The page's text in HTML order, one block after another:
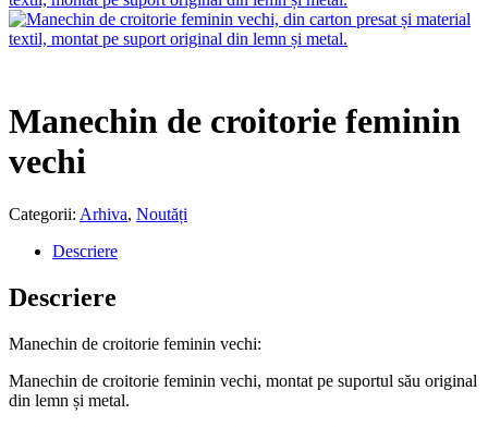
Manechin de croitorie feminin
vechi
Categorii: Arhiva, Noutăți
Descriere
Descriere
Manechin de croitorie feminin vechi:
Manechin de croitorie feminin vechi, montat pe suportul său original
din lemn și metal.